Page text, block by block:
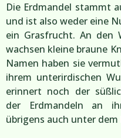
Die Erdmandel stammt
und ist also weder eine
ein Grasfrucht. An den
wachsen kleine braune
Namen haben sie
ihrem unterirdischen
erinnert noch der
der Erdmandeln an
übrigens auch unter